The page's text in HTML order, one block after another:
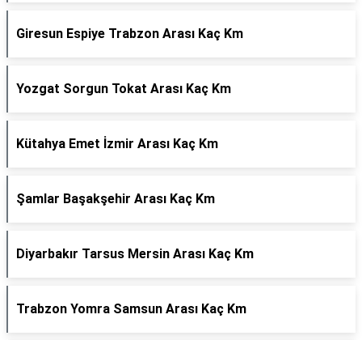
Giresun Espiye Trabzon Arası Kaç Km
Yozgat Sorgun Tokat Arası Kaç Km
Kütahya Emet İzmir Arası Kaç Km
Şamlar Başakşehir Arası Kaç Km
Diyarbakır Tarsus Mersin Arası Kaç Km
Trabzon Yomra Samsun Arası Kaç Km